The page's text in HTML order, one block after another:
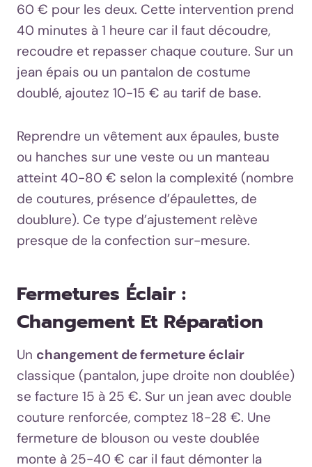
60 € pour les deux. Cette intervention prend
40 minutes à 1 heure car il faut découdre,
recoudre et repasser chaque couture. Sur un
jean épais ou un pantalon de costume
doublé, ajoutez 10-15 € au tarif de base.
Reprendre un vêtement aux épaules, buste
ou hanches sur une veste ou un manteau
atteint 40-80 € selon la complexité (nombre
de coutures, présence d’épaulettes, de
doublure). Ce type d’ajustement relève
presque de la confection sur-mesure.
Fermetures Éclair :
Changement Et Réparation
Un changement de fermeture éclair
classique (pantalon, jupe droite non doublée)
se facture 15 à 25 €. Sur un jean avec double
couture renforcée, comptez 18-28 €. Une
fermeture de blouson ou veste doublée
monte à 25-40 € car il faut démonter la